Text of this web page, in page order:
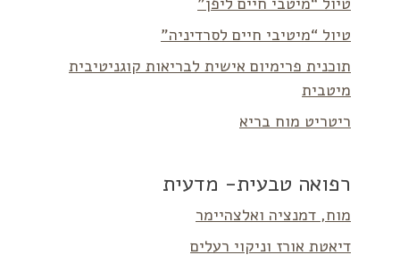
טיול “מיטיבי חיים לסרדיניה”
תוכנית פרימיום אישית לבריאות קוגניטיבית
מיטבית
ריטריט מוח בריא
רפואה טבעית- מדעית
מוח, דמנציה ואלצהיימר
דיאטת אורז וניקוי רעלים